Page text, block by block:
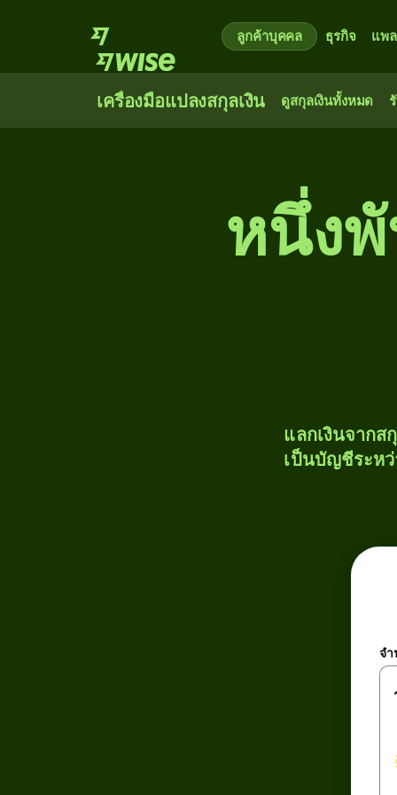
ลูกค้าบุคคล ธุรกิจ แพ
เครื่องมือแปลงสกุลเงิน ดูสกุลเงินทั้งหมด
หนึ่ง​
แลกเงินจากส
เป็นบัญชีระหว่
จ